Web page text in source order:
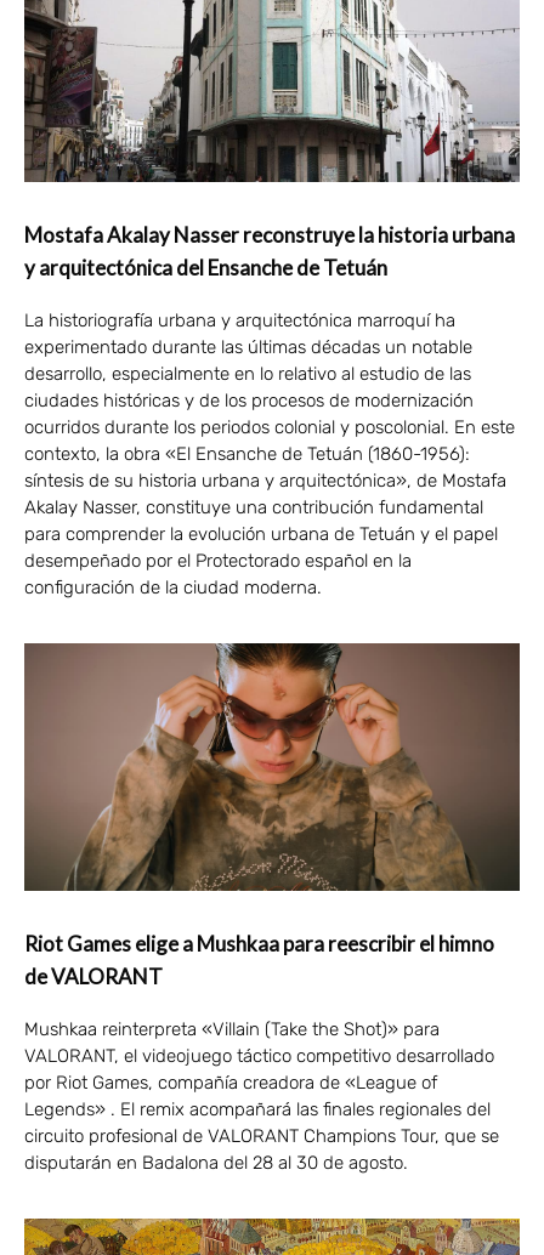
Mostafa Akalay Nasser reconstruye la historia urbana
y arquitectónica del Ensanche de Tetuán
La historiografía urbana y arquitectónica marroquí ha
experimentado durante las últimas décadas un notable
desarrollo, especialmente en lo relativo al estudio de las
ciudades históricas y de los procesos de modernización
ocurridos durante los periodos colonial y poscolonial. En este
contexto, la obra «El Ensanche de Tetuán (1860-1956):
síntesis de su historia urbana y arquitectónica», de Mostafa
Akalay Nasser, constituye una contribución fundamental
para comprender la evolución urbana de Tetuán y el papel
desempeñado por el Protectorado español en la
configuración de la ciudad moderna.
Riot Games elige a Mushkaa para reescribir el himno
de VALORANT
Mushkaa reinterpreta «Villain (Take the Shot)» para
VALORANT, el videojuego táctico competitivo desarrollado
por Riot Games, compañía creadora de «League of
Legends» . El remix acompañará las finales regionales del
circuito profesional de VALORANT Champions Tour, que se
disputarán en Badalona del 28 al 30 de agosto.